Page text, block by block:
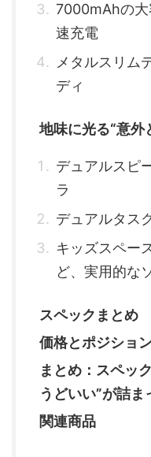
7000mAhの大
速充電
メタルスリム
ディ
地味に光る“意外
デュアルスピ
ラ
デュアルタス
キッズスペー
ど、実用的な
スペックまとめ
価格とポジショ
まとめ：スペッ
うどいい”が詰ま
関連商品